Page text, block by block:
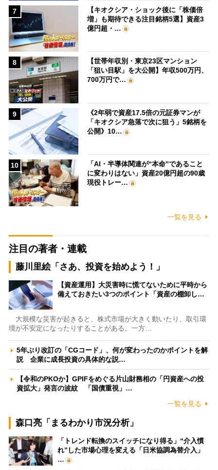
7
【キオクシア・ショック後に「株価倍
増」も期待できる注目銘柄5選】資産3
億円超・…
8
【世帯年収別・東京23区マンション
「狙い目駅」を大公開】年収500万円、
700万円で…
9
《2年弱で資産17.5倍の元証券マンが
「キオクシア急落で次に狙う」5銘柄を
公開》10…
10
「AI・半導体関連が“本命”であること
に変わりはない」資産20億円超の90歳
現役トレー…
一覧を見る
注目の著者・連載
藤川里絵「さあ、投資を始めよう！」
【資産運用】大災害時に慌てないために平時から
備えておきたい3つのポイント「資産の棚卸し…
大規模な災害が起きると、株式市場が大きく動いたり、取引環
境が不安定になったりすることがある。一方…
5年ぶり改訂の「CGコード」、何が変わったのかポイントを解
説 企業に成長投資の具体的な説…
【令和のPKOか】GPIFをめぐる片山財務相の「円資産への投
資拡大」発言の波紋 「国債重視」…
一覧を見る
森口亮「まるわかり市況分析」
「トレンド転換のスイッチになり得る」“介入慣
れ”した市場心理を変える「日米協調為替介入」
…